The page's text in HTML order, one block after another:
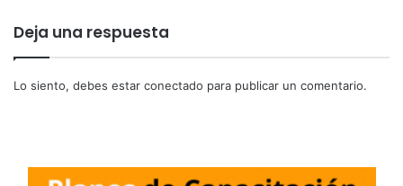
Deja una respuesta
Lo siento, debes estar conectado para publicar un comentario.